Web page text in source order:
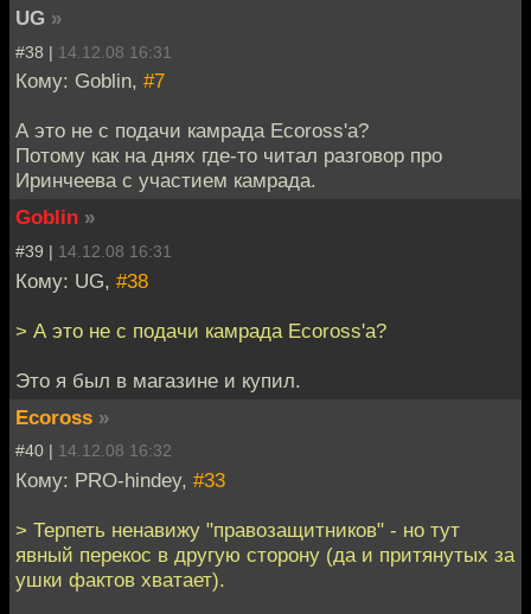
UG »
#38 | 14.12.08 16:31
Кому: Goblin, #7
А это не с подачи камрада Ecoross'а?
Потому как на днях где-то читал разговор про
Иринчеева с участием камрада.
Goblin »
#39 | 14.12.08 16:31
Кому: UG, #38
> А это не с подачи камрада Ecoross'а?
Это я был в магазине и купил.
Ecoross »
#40 | 14.12.08 16:32
Кому: PRO-hindey, #33
> Терпеть ненавижу "правозащитников" - но тут
явный перекос в другую сторону (да и притянутых за
ушки фактов хватает).